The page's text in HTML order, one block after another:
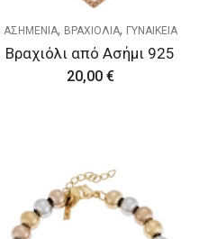
ΑΣΗΜΕΝΙΑ, ΒΡΑΧΙΟΛΙΑ, ΓΥΝΑΙΚΕΙΑ
Βραχιόλι από Ασήμι 925
20,00 €